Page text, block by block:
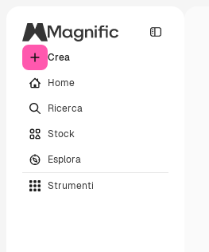
Crea
Home
Ricerca
Stock
Esplora
Strumenti